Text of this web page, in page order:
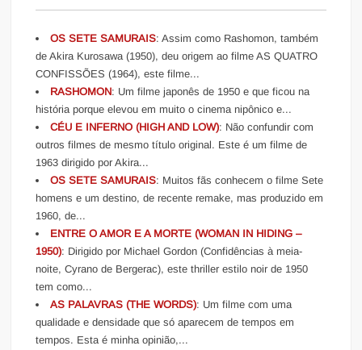
OS SETE SAMURAIS: Assim como Rashomon, também
de Akira Kurosawa (1950), deu origem ao filme AS QUATRO
CONFISSÕES (1964), este filme...
RASHOMON: Um filme japonês de 1950 e que ficou na
história porque elevou em muito o cinema nipônico e...
CÉU E INFERNO (HIGH AND LOW): Não confundir com
outros filmes de mesmo título original. Este é um filme de
1963 dirigido por Akira...
OS SETE SAMURAIS: Muitos fãs conhecem o filme Sete
homens e um destino, de recente remake, mas produzido em
1960, de...
ENTRE O AMOR E A MORTE (WOMAN IN HIDING –
1950): Dirigido por Michael Gordon (Confidências à meia-
noite, Cyrano de Bergerac), este thriller estilo noir de 1950
tem como...
AS PALAVRAS (THE WORDS): Um filme com uma
qualidade e densidade que só aparecem de tempos em
tempos. Esta é minha opinião,...